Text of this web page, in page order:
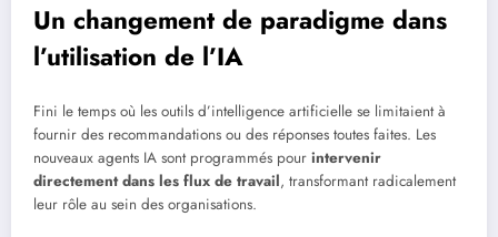
Un changement de paradigme dans
l’utilisation de l’IA
Fini le temps où les outils d’intelligence artificielle se limitaient à
fournir des recommandations ou des réponses toutes faites. Les
nouveaux agents IA sont programmés pour intervenir
directement dans les flux de travail, transformant radicalement
leur rôle au sein des organisations.